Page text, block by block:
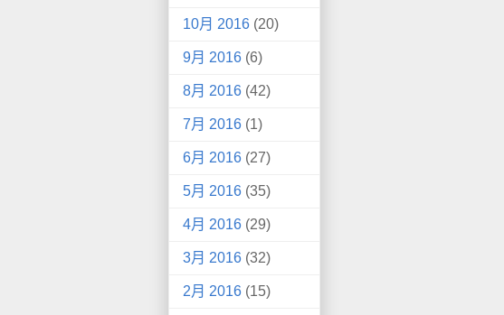
10月 2016 (20)
9月 2016 (6)
8月 2016 (42)
7月 2016 (1)
6月 2016 (27)
5月 2016 (35)
4月 2016 (29)
3月 2016 (32)
2月 2016 (15)